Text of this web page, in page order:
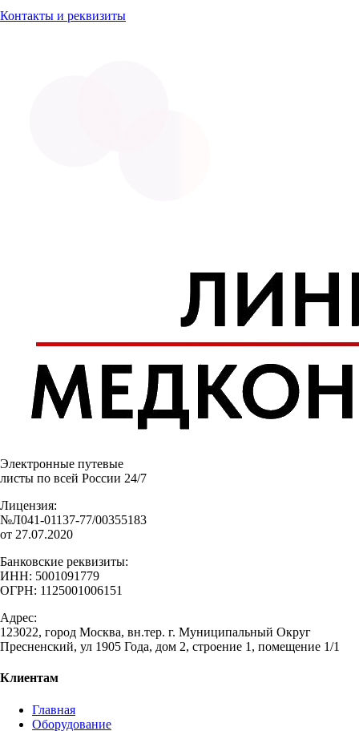
Контакты и реквизиты
Электронные путевые
листы по всей России 24/7
Лицензия:
№Л041-01137-77/00355183
от 27.07.2020
Банковские реквизиты:
ИНН: 5001091779
ОГРН: 1125001006151
Адрес:
123022, город Москва, вн.тер. г. Муниципальный Округ
Пресненский, ул 1905 Года, дом 2, строение 1, помещение 1/1
Клиентам
Главная
Оборудование